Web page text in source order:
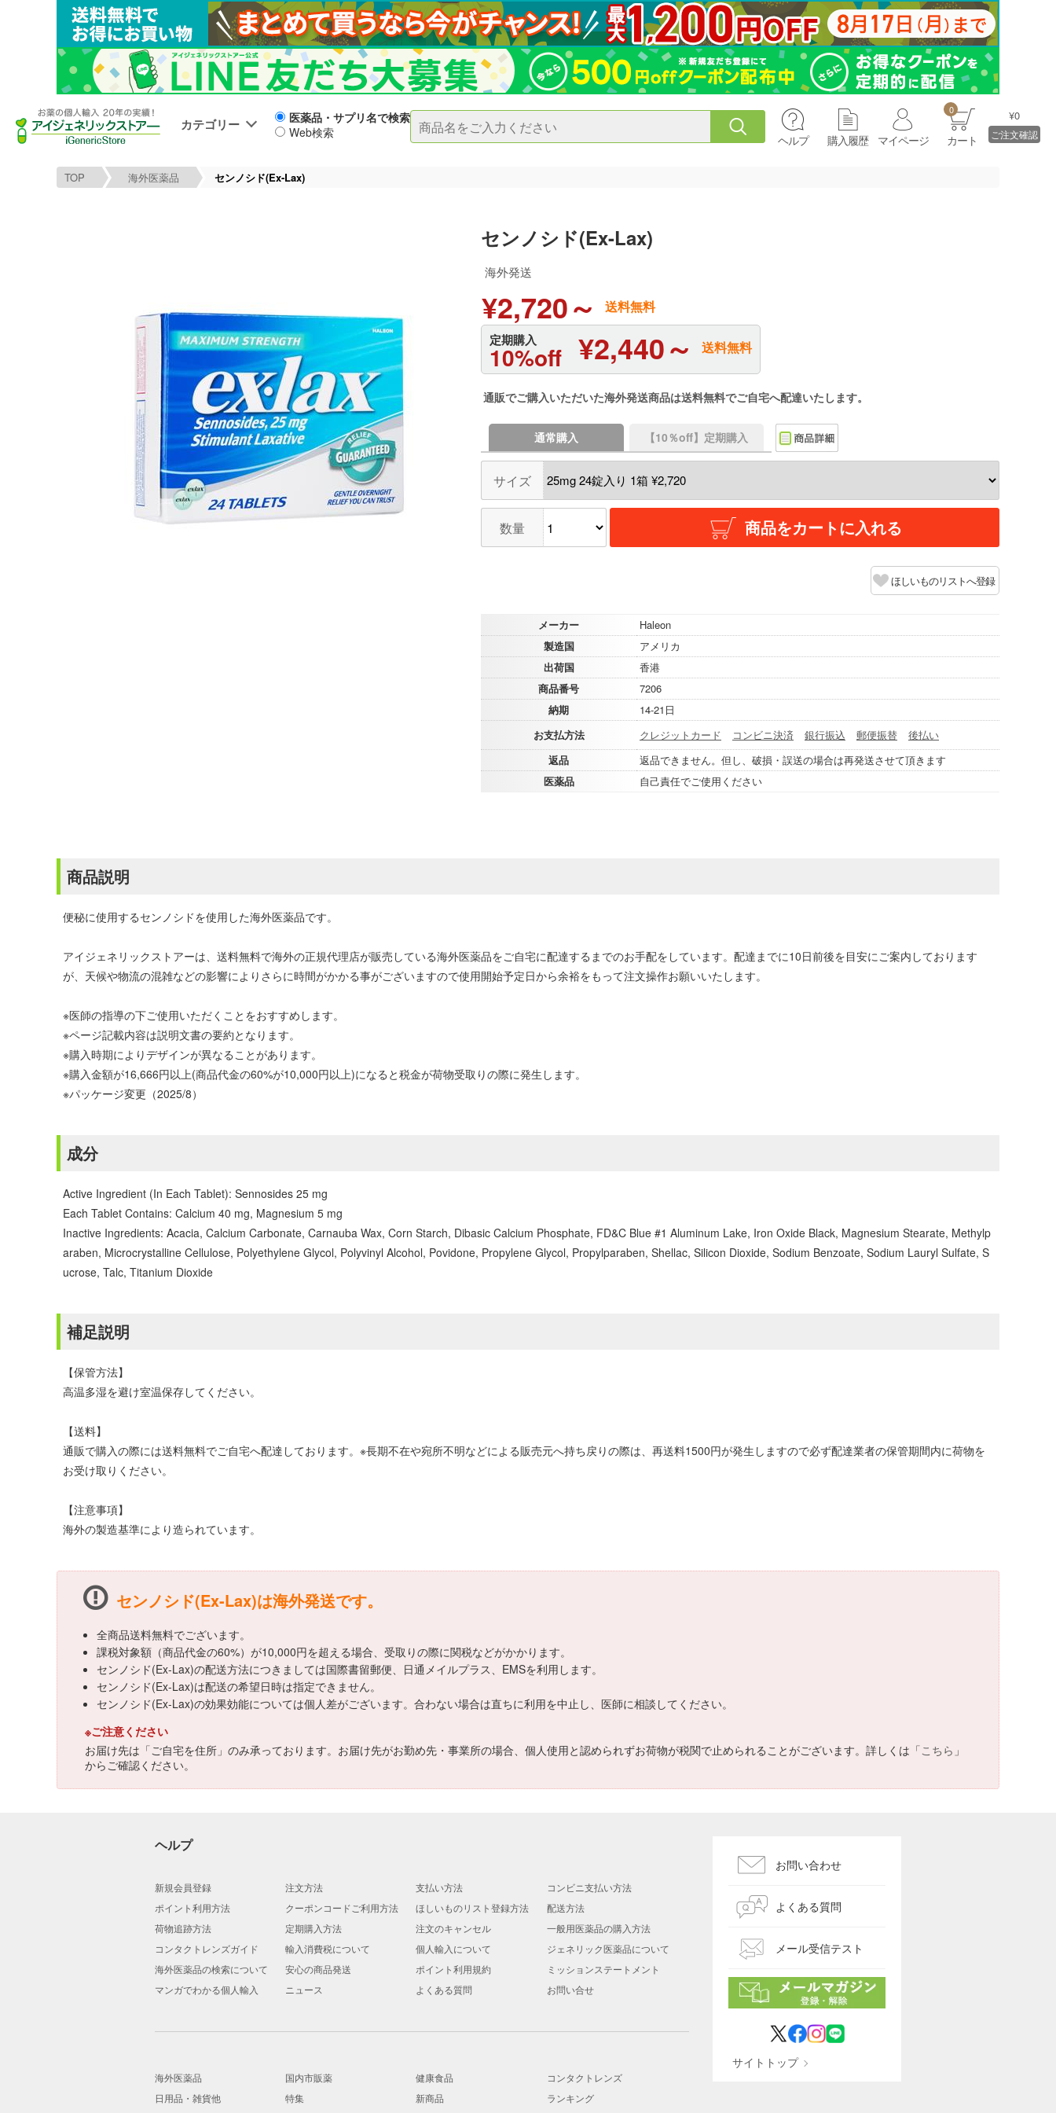
カテゴリー
医薬品・サプリ名で検索
Web検索
ヘルプ 購入履歴 マイページ
0
カート
¥0
ご注文確認
TOP 海外医薬品 センノシド(Ex-Lax)
センノシド(Ex-Lax)
海外発送
¥2,720～ 送料無料
定期購入
10%off ¥2,440～ 送料無料
通販でご購入いただいた海外発送商品は送料無料でご自宅へ配達いたします。
通常購入 【10％off】定期購入
サイズ
数量 商品をカートに入れる
ほしいものリストへ登録
メーカー
Haleon
製造国
アメリカ
出荷国
香港
商品番号
7206
納期
14-21日
お支払方法
クレジットカード コンビニ決済 銀行振込 郵便振替
後払い
返品
返品できません。但し、破損・誤送の場合は再発送させて頂きます
医薬品
自己責任でご使用ください
商品説明
便秘に使用するセンノシドを使用した海外医薬品です。
アイジェネリックストアーは、送料無料で海外の正規代理店が販売している海外医薬品をご自宅に配達するまでのお手配をしています。配達までに10日前後を目安にご案内しております
が、天候や物流の混雑などの影響によりさらに時間がかかる事がございますので使用開始予定日から余裕をもって注文操作お願いいたします。
※医師の指導の下ご使用いただくことをおすすめします。
※ページ記載内容は説明文書の要約となります。
※購入時期によりデザインが異なることがあります。
※購入金額が16,666円以上(商品代金の60%が10,000円以上)になると税金が荷物受取りの際に発生します。
※パッケージ変更（2025/8）
成分
Active Ingredient (In Each Tablet): Sennosides 25 mg
Each Tablet Contains: Calcium 40 mg, Magnesium 5 mg
Inactive Ingredients: Acacia, Calcium Carbonate, Carnauba Wax, Corn Starch, Dibasic Calcium Phosphate, FD&C Blue #1 Aluminum Lake, Iron Oxide Black, Magnesium Stearate, Methylp
araben, Microcrystalline Cellulose, Polyethylene Glycol, Polyvinyl Alcohol, Povidone, Propylene Glycol, Propylparaben, Shellac, Silicon Dioxide, Sodium Benzoate, Sodium Lauryl Sulfate, S
ucrose, Talc, Titanium Dioxide
補足説明
【保管方法】
高温多湿を避け室温保存してください。
【送料】
通販で購入の際には送料無料でご自宅へ配達しております。※長期不在や宛所不明などによる販売元へ持ち戻りの際は、再送料1500円が発生しますので必ず配達業者の保管期間内に荷物を
お受け取りください。
【注意事項】
海外の製造基準により造られています。
センノシド(Ex-Lax)は海外発送です。
全商品送料無料でございます。
課税対象額（商品代金の60%）が10,000円を超える場合、受取りの際に関税などがかかります。
センノシド(Ex-Lax)の配送方法につきましては国際書留郵便、日通メイルプラス、EMSを利用します。
センノシド(Ex-Lax)は配送の希望日時は指定できません。
センノシド(Ex-Lax)の効果効能については個人差がございます。合わない場合は直ちに利用を中止し、医師に相談してください。
※ご注意ください
お届け先は「ご自宅を住所」のみ承っております。お届け先がお勤め先・事業所の場合、個人使用と認められずお荷物が税関で止められることがございます。詳しくは「こちら 」
からご確認ください。
ヘルプ
新規会員登録 注文方法 支払い方法
コンビニ支払い方法
ポイント利用方法
クーポンコードご利用方法 ほしいものリスト登録方法
配送方法
荷物追跡方法
定期購入方法 注文のキャンセル
一般用医薬品の購入方法
コンタクトレンズガイド
輸入消費税について 個人輸入について
ジェネリック医薬品について
海外医薬品の検索について
安心の商品発送 ポイント利用規約
ミッションステートメント
マンガでわかる個人輸入
ニュース よくある質問 お問い合せ
海外医薬品 国内市販薬 健康食品
コンタクトレンズ
日用品・雑貨他
特集 新商品
ランキング
お問い合わせ
よくある質問
メール受信テスト
サイトトップ